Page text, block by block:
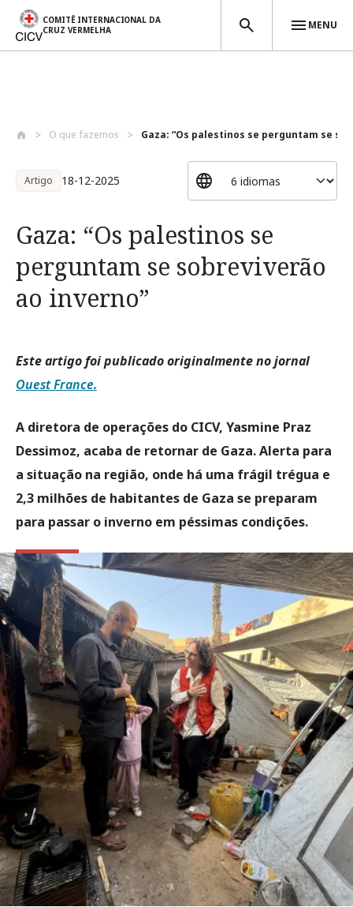
COMITÊ INTERNACIONAL DA
CRUZ VERMELHA
MENU
O que fazemos Gaza: “Os palestinos se perguntam se
Artigo 18-12-2025
Gaza: “Os palestinos se
perguntam se sobreviverão
ao inverno”
Este artigo foi publicado originalmente no jornal
Ouest France.
A diretora de operações do CICV, Yasmine Praz
Dessimoz, acaba de retornar de Gaza. Alerta para
a situação na região, onde há uma frágil trégua e
2,3 milhões de habitantes de Gaza se preparam
para passar o inverno em péssimas condições.